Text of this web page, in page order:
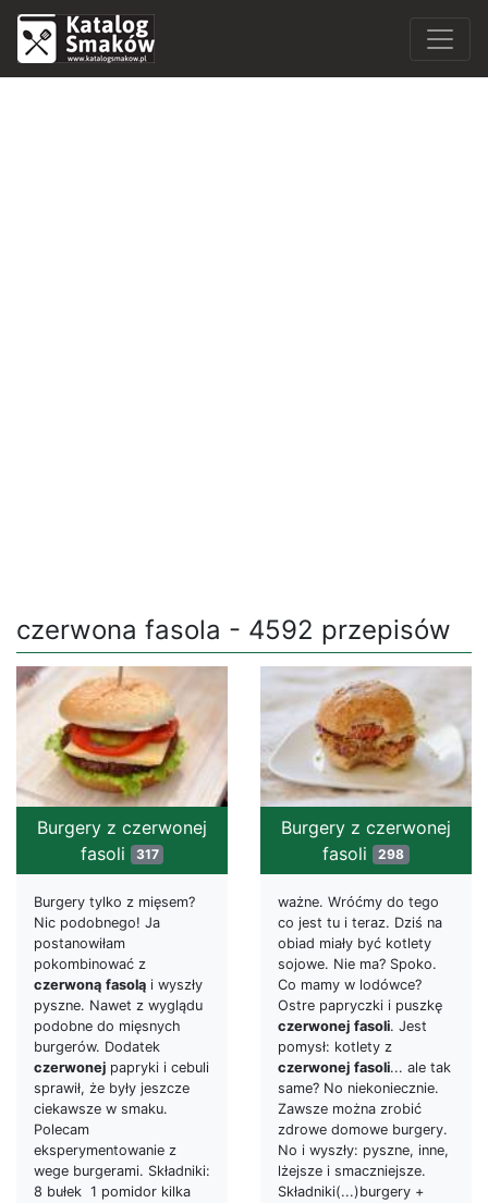
czerwona fasola - 4592 przepisów
Burgery z czerwonej
fasoli
317
Burgery tylko z mięsem?
Nic podobnego! Ja
postanowiłam
pokombinować z
czerwoną fasolą i wyszły
pyszne. Nawet z wyglądu
podobne do mięsnych
burgerów. Dodatek
czerwonej papryki i cebuli
sprawił, że były jeszcze
ciekawsze w smaku.
Polecam
eksperymentowanie z
wege burgerami. Składniki:
8 bułek 1 pomidor kilka
Burgery z czerwonej
fasoli 298
ważne. Wróćmy do tego
co jest tu i teraz. Dziś na
obiad miały być kotlety
sojowe. Nie ma? Spoko.
Co mamy w lodówce?
Ostre papryczki i puszkę
czerwonej fasoli. Jest
pomysł: kotlety z
czerwonej fasoli... ale tak
same? No niekoniecznie.
Zawsze można zrobić
zdrowe domowe burgery.
No i wyszły: pyszne, inne,
lżejsze i smaczniejsze.
Składniki(...)burgery +